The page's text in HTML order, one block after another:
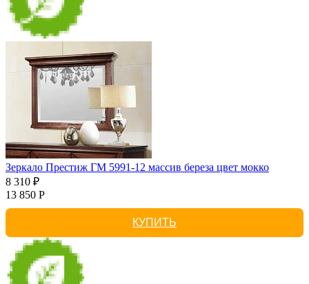
Зеркало Престиж ГМ 5991-12 массив береза цвет мокко
8 310 ₽
13 850 Р
КУПИТЬ